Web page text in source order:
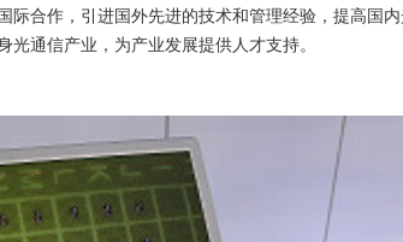
际合作，引进国外先进的技术和管理经验，提高国
通信产业，为产业发展提供人才支持。